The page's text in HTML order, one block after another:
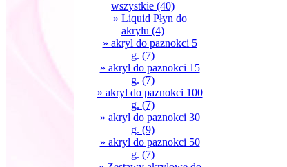
wszystkie (40)
» Liquid Płyn do
akrylu (4)
» akryl do paznokci 5
g. (7)
» akryl do paznokci 15
g. (7)
» akryl do paznokci 100
g. (7)
» akryl do paznokci 30
g. (9)
» akryl do paznokci 50
g. (7)